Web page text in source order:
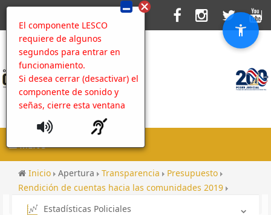
El componente LESCO
requiere de algunos
segundos para entrar en
funcionamiento.
Si desea cerrar (desactivar) el
componente de sonido y
señas, cierre esta ventana
MENU
Inicio Apertura Transparencia
Presupuesto
Rendición de cuentas hacia las comunidades 2019
Rendición de cuentas hacia la comunidad 2019
Estadísticas Policiales